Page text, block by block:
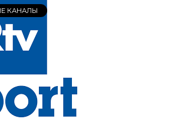
КАНАЛЫ